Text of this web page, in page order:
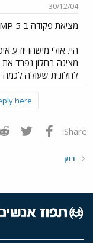
ש
א
ר
30/12/04
מציאת פקודה ב WINAMP 5
מציגה בחלון נפרד
לחלונית שעולה לכמה
here.
Share: פייסבוק
רוק